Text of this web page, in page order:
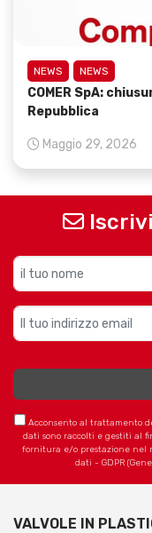
NEWS NEWS
COMER SpA:
Repubblica
Maggio 29, 2026
Acconsento al trattamento
dati sono raccolti e gestiti al
fornitura e/o prestazione nel
dati - GDPR
VALVOLE IN